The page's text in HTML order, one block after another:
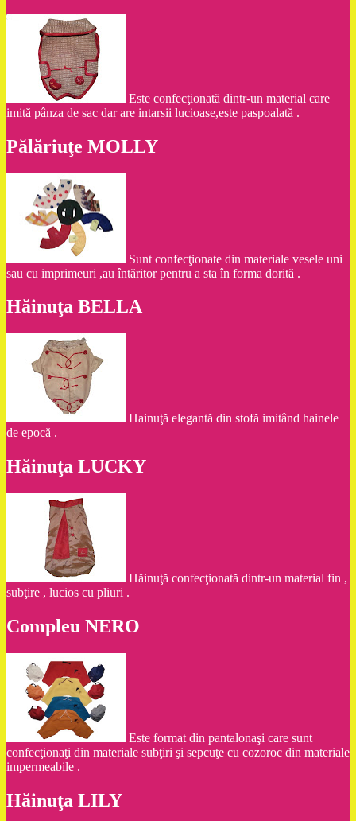
Este confecţionată dintr-un material care
imită pânza de sac dar are intarsii lucioase,este paspoalată .
Pălăriuţe MOLLY
Sunt confecţionate din materiale vesele uni
sau cu imprimeuri ,au întăritor pentru a sta în forma dorită .
Hăinuţa BELLA
Hainuţă elegantă din stofă imitând hainele
de epocă .
Hăinuţa LUCKY
Hăinuţă confecţionată dintr-un material fin ,
subţire , lucios cu pliuri .
Compleu NERO
Este format din pantalonaşi care sunt
confecţionaţi din materiale subţiri şi sepcuţe cu cozoroc din materiale
impermeabile .
Hăinuţa LILY